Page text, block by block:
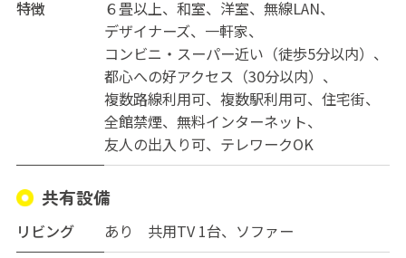
イトライフも満喫できます
2.賢く暮らす！驚きのコストパフォーマンス 「便利な場
所に住みたいけれど、固定費は抑えたい」そんな願いを
・初期費用は事務手数料と保証金のみで無駄な出費をカ
・浮いたお金を趣味や自己投資、将来の貯金に回せま
す。
・Wi-Fi完備で通信費節約。都会の利便性を享受しなが
ら、賢く資産管理ができる住まいです。
3.手ぶらで完結する設備と、便利な周辺環境で引越した日
特徴
６畳以上 和室 洋室
無線LAN
デザイナーズ
一軒家
コンビニ・スーパー近い（徒歩5分以内）
都心への好アクセス（30分以内）
複数路線利用可
複数駅利用可
住宅街
全館禁煙
無料インターネット
友人の出入り可
テレワークOK
共有設備
リビング
あり 共用TV 1台、ソファー